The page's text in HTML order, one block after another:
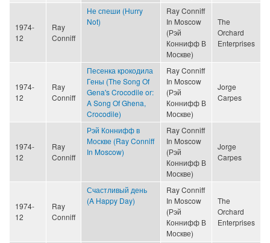
1974-
12
Ray
Conniff
Не спеши (Hurry
Not)
Ray Conniff
In Moscow
(Рэй
Коннифф В
Москве)
The
Orchard
Enterprises
1974-
12
Ray
Conniff
Песенка крокодила
Гены (The Song Of
Gena's Crocodile or:
A Song Of Ghena,
Crocodile)
Ray Conniff
In Moscow
(Рэй
Коннифф В
Москве)
Jorge
Carpes
1974-
12
Ray
Conniff
Рэй Коннифф в
Москве (Ray Conniff
In Moscow)
Ray Conniff
In Moscow
(Рэй
Коннифф В
Москве)
Jorge
Carpes
1974-
12
Ray
Conniff
Счастливый день
(A Happy Day)
Ray Conniff
In Moscow
(Рэй
Коннифф В
Москве)
The
Orchard
Enterprises